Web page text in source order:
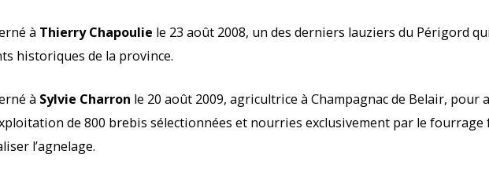
à Thierry Chapoulie le 23 août 2008, un des derniers lauziers du Périgord
historiques de la province.
à Sylvie Charron le 20 août 2009, agricultrice à Champagnac de Belair, pour
de 800 brebis sélectionnées et nourries exclusivement par le
l’agnelage.